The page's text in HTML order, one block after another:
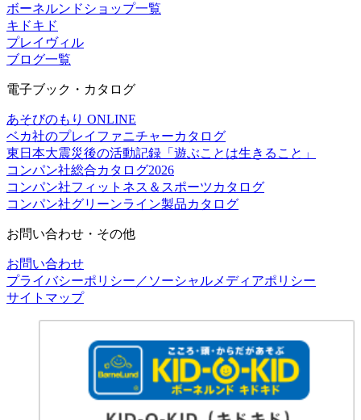
ボーネルンドショップ一覧
キドキド
プレイヴィル
ブログ一覧
電子ブック・カタログ
あそびのもり ONLINE
ベカ社のプレイファニチャーカタログ
東日本大震災後の活動記録「遊ぶことは生きること」
コンパン社総合カタログ2026
コンパン社フィットネス＆スポーツカタログ
コンパン社グリーンライン製品カタログ
お問い合わせ・その他
お問い合わせ
プライバシーポリシー／ソーシャルメディアポリシー
サイトマップ